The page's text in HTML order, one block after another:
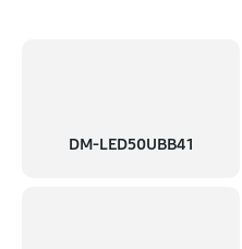
DM-LED50UBB41